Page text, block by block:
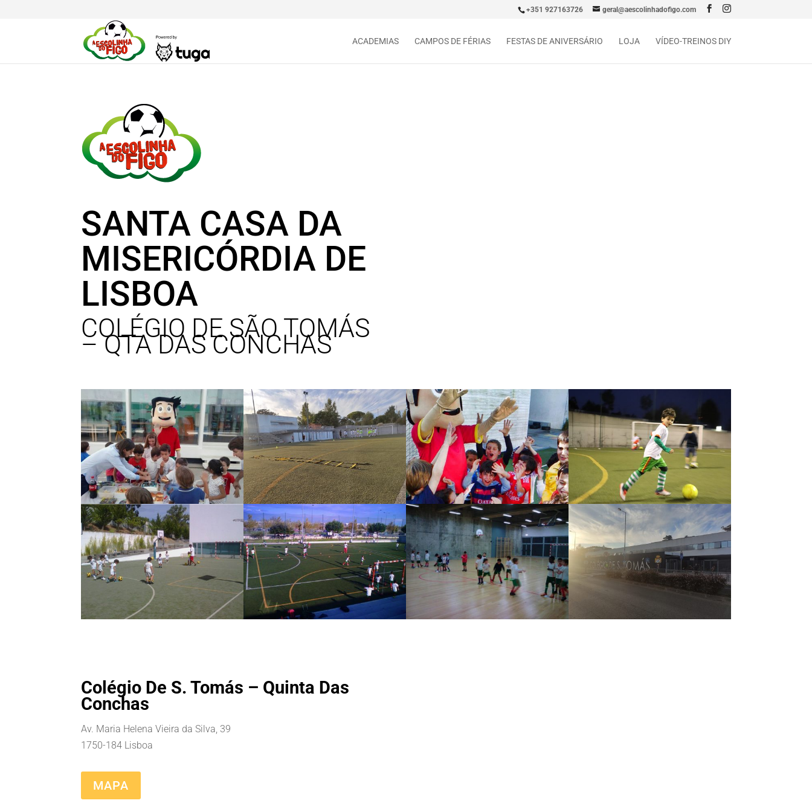
+351 927163726 geral@aescolinhadofigo.com
ACADEMIAS CAMPOS DE FÉRIAS FESTAS DE ANIVERSÁRIO LOJA VÍDEO-TREINOS DIY
SANTA CASA DA
MISERICÓRDIA DE
LISBOA
COLÉGIO DE SÃO TOMÁS
– QTA DAS CONCHAS
Colégio De S. Tomás – Quinta Das
Conchas
Av. Maria Helena Vieira da Silva, 39
1750-184 Lisboa
MAPA